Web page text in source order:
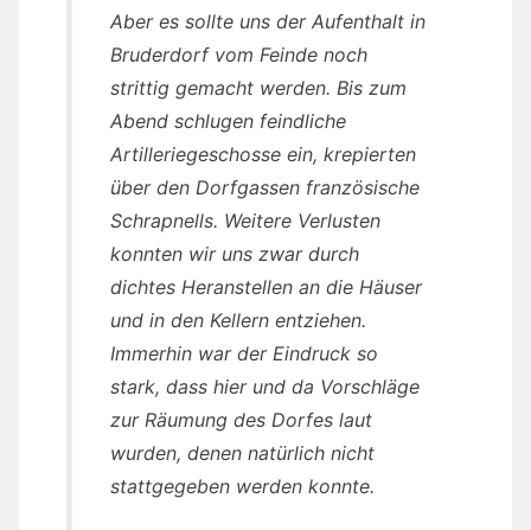
Aber es sollte uns der Aufenthalt in
Bruderdorf vom Feinde noch
strittig gemacht werden. Bis zum
Abend schlugen feindliche
Artilleriegeschosse ein, krepierten
über den Dorfgassen französische
Schrapnells. Weitere Verlusten
konnten wir uns zwar durch
dichtes Heranstellen an die Häuser
und in den Kellern entziehen.
Immerhin war der Eindruck so
stark, dass hier und da Vorschläge
zur Räumung des Dorfes laut
wurden, denen natürlich nicht
stattgegeben werden konnte.